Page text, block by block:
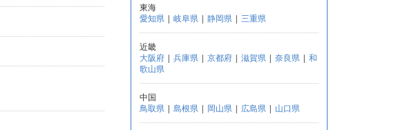
東海
愛知県 | 岐阜県 | 静岡県 | 三重県
近畿
大阪府 | 兵庫県 | 京都府 | 滋賀県 | 奈良県 | 和
歌山県
中国
鳥取県 | 島根県 | 岡山県 | 広島県 | 山口県